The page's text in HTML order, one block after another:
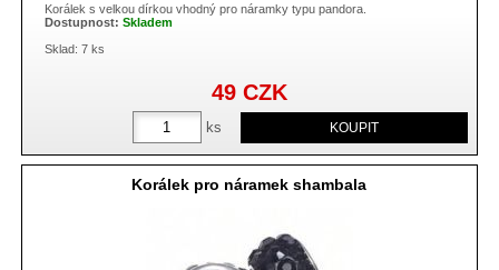
Korálek s velkou dírkou vhodný pro náramky typu pandora.
Dostupnost:Skladem
Sklad: 7 ks
ks
49 CZK
Korálek pro náramek shambala